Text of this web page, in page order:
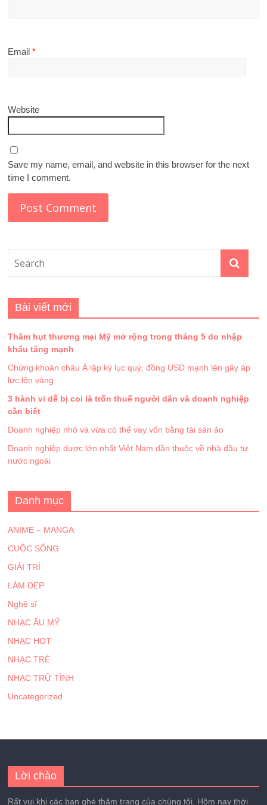
Email*
Website
Save my name, email, and website in this browser for the next
time I comment.
Bài viết mới
Thâm hụt thương mại Mỹ mở rộng trong tháng 5 do nhập
khẩu tăng mạnh
Chứng khoán châu Á lập kỷ lục quý, đồng USD mạnh lên gây áp
lực lên vàng
3 hành vi dễ bị coi là trốn thuế người dân và doanh nghiệp
cần biết
Doanh nghiệp nhỏ và vừa có thể vay vốn bằng tài sản ảo
Doanh nghiệp dược lớn nhất Việt Nam dần thuộc về nhà đầu tư
nước ngoài
Danh mục
ANIME – MANGA
CUỘC SỐNG
GIẢI TRÍ
LÀM ĐẸP
Nghệ sĩ
NHẠC ÂU MỸ
NHẠC HOT
NHẠC TRẺ
NHẠC TRỮ TÌNH
Uncategorized
Lời chào
Rất vui khi các bạn ghé thăm trang của chúng tôi. Hôm nay thời